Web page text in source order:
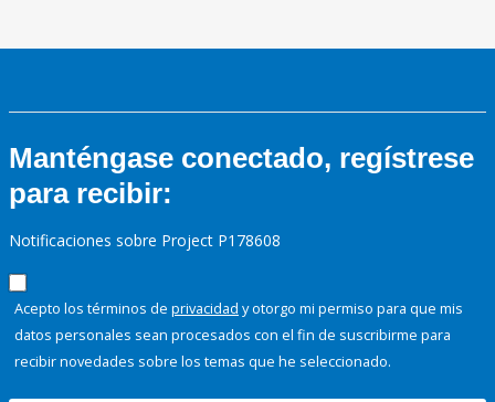
Manténgase conectado, regístrese
para recibir:
Notificaciones sobre Project P178608
Acepto los términos de privacidad y otorgo mi permiso para que mis
datos personales sean procesados con el fin de suscribirme para
recibir novedades sobre los temas que he seleccionado.